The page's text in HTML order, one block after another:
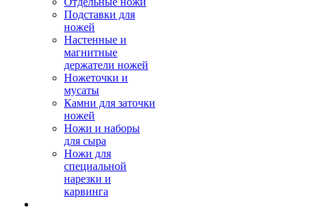
Подставки для
ножей
Настенные и
магнитные
держатели ножей
Ножеточки и
мусаты
Камни для заточки
ножей
Ножи и наборы
для сыра
Ножи для
специальной
нарезки и
карвинга